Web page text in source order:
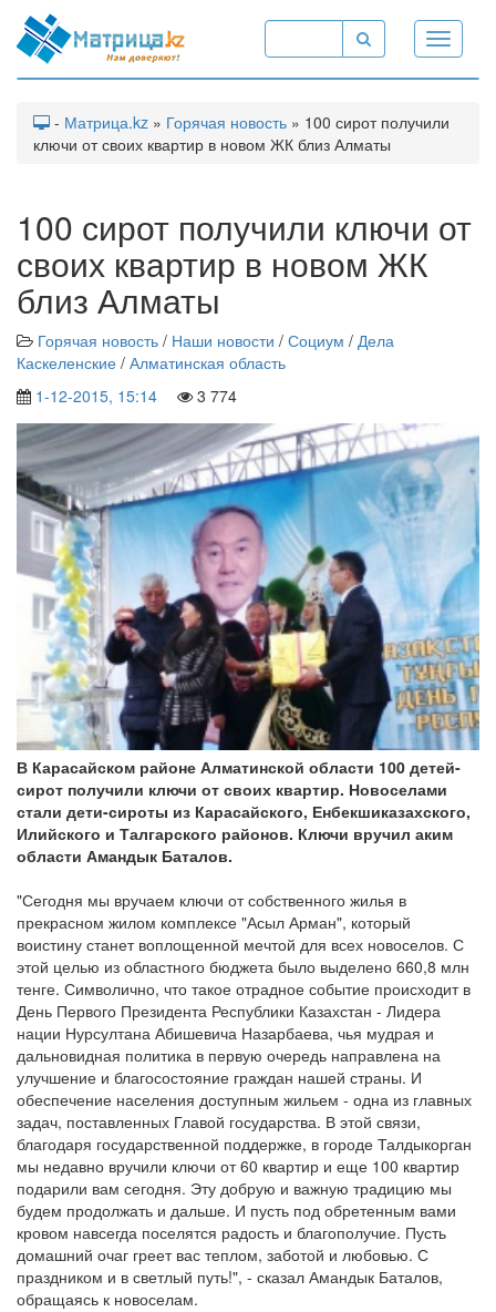
Toggle
- Матрица.kz » Горячая новость » 100 сирот получили
ключи от своих квартир в новом ЖК близ Алматы
100 сирот получили ключи от
своих квартир в новом ЖК
близ Алматы
Горячая новость / Наши новости / Социум / Дела
Каскеленские / Алматинская область
1-12-2015, 15:14
3 774
В Карасайском районе Алматинской области 100 детей-
сирот получили ключи от своих квартир. Новоселами
стали дети-сироты из Карасайского, Енбекшиказахского,
Илийского и Талгарского районов. Ключи вручил аким
области Амандык Баталов.
"Сегодня мы вручаем ключи от собственного жилья в
прекрасном жилом комплексе "Асыл Арман", который
воистину станет воплощенной мечтой для всех новоселов. С
этой целью из областного бюджета было выделено 660,8 млн
тенге. Символично, что такое отрадное событие происходит в
День Первого Президента Республики Казахстан - Лидера
нации Нурсултана Абишевича Назарбаева, чья мудрая и
дальновидная политика в первую очередь направлена на
улучшение и благосостояние граждан нашей страны. И
обеспечение населения доступным жильем - одна из главных
задач, поставленных Главой государства. В этой связи,
благодаря государственной поддержке, в городе Талдыкорган
мы недавно вручили ключи от 60 квартир и еще 100 квартир
подарили вам сегодня. Эту добрую и важную традицию мы
будем продолжать и дальше. И пусть под обретенным вами
кровом навсегда поселятся радость и благополучие. Пусть
домашний очаг греет вас теплом, заботой и любовью. С
праздником и в светлый путь!", - сказал Амандык Баталов,
обращаясь к новоселам.